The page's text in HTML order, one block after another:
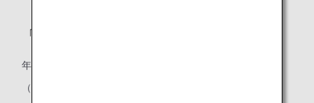
「ダイヤモンドサービス」メンバー
年間プレミアムポイント: 100,000
（うちANAグループ運航便ご利用分 50,000）